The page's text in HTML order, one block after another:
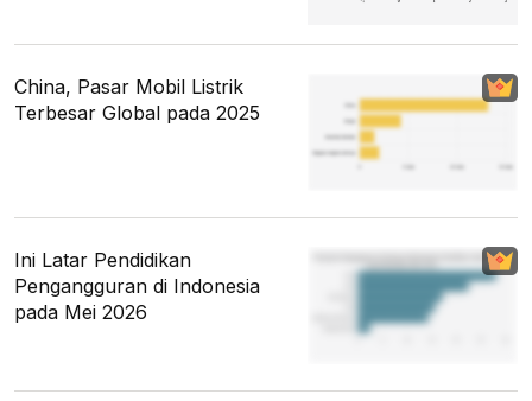
China, Pasar Mobil Listrik
Terbesar Global pada 2025
Ini Latar Pendidikan
Pengangguran di Indonesia
pada Mei 2026